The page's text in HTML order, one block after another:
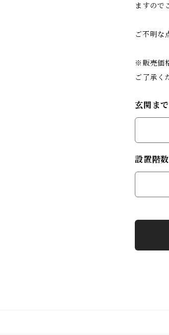
ますので
ご不明な
※販売価
ご了承く
玄関ま
設置階